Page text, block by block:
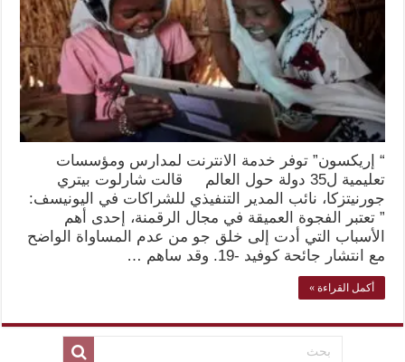
“ إريكسون” توفر خدمة الانترنت لمدارس ومؤسسات
تعليمية ل35 دولة حول العالم قالت شارلوت بيتري
جورنيتزكا، نائب المدير التنفيذي للشراكات في اليونيسف:
” تعتبر الفجوة العميقة في مجال الرقمنة، إحدى أهم
الأسباب التي أدت إلى خلق جو من عدم المساواة الواضح
مع انتشار جائحة كوفيد -19. وقد ساهم …
أكمل القراءة »